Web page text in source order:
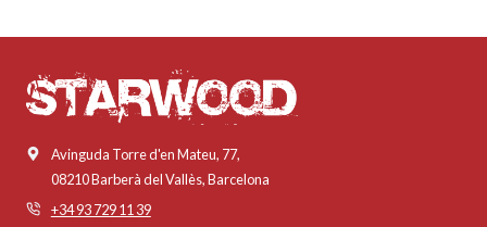
Avinguda Torre d'en Mateu, 77,
08210 Barberà del Vallès, Barcelona
+34 93 729 11 39